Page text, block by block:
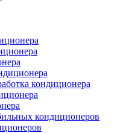
кондиционера
кондиционеров